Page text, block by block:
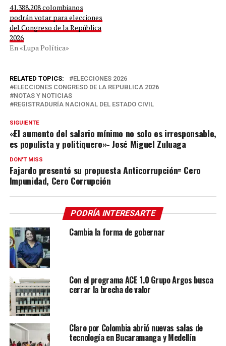
41.388.208 colombianos
podrán votar para elecciones
del Congreso de la República
2026
En «Lupa Política»
RELATED TOPICS:
ELECCIONES 2026
ELECCIONES CONGRESO DE LA REPUBLICA 2026
NOTAS Y NOTICIAS
REGISTRADURÍA NACIONAL DEL ESTADO CIVIL
SIGUIENTE
«El aumento del salario mínimo no solo es irresponsable,
es populista y politiquero»- José Miguel Zuluaga
DON'T MISS
Fajardo presentó su propuesta Anticorrupción= Cero
Impunidad, Cero Corrupción
PODRÍA INTERESARTE
Cambia la forma de gobernar
Con el programa ACE 1.0 Grupo Argos busca
cerrar la brecha de valor
Claro por Colombia abrió nuevas salas de
tecnología en Bucaramanga y Medellín